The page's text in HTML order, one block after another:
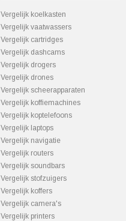
Vergelijk koelkasten
Vergelijk vaatwassers
Vergelijk cartridges
Vergelijk dashcams
Vergelijk drogers
Vergelijk drones
Vergelijk scheerapparaten
Vergelijk koffiemachines
Vergelijk koptelefoons
Vergelijk laptops
Vergelijk navigatie
Vergelijk routers
Vergelijk soundbars
Vergelijk stofzuigers
Vergelijk koffers
Vergelijk camera's
Vergelijk printers